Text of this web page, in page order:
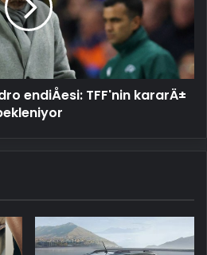
endiÅesi: TFF'nin kararÄ±